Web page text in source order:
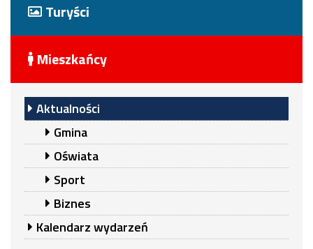
Turyści
Mieszkańcy
Aktualności
Gmina
Oświata
Sport
Biznes
Kalendarz wydarzeń